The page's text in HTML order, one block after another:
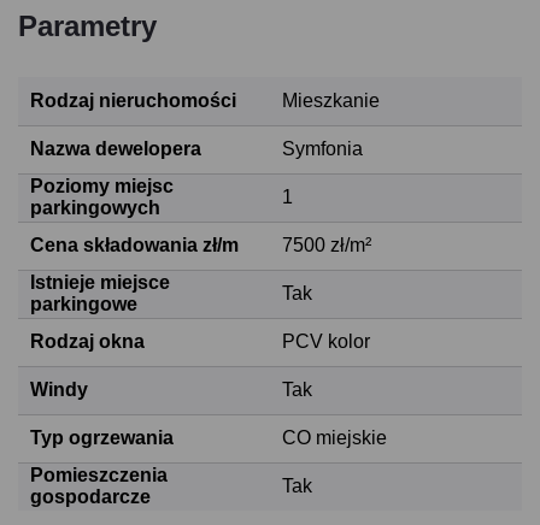
Parametry
Rodzaj nieruchomości Mieszkanie
Nazwa dewelopera
Symfonia
Poziomy miejsc
parkingowych
1
Cena składowania zł/m
7500 zł/m²
Istnieje miejsce
parkingowe
Tak
Rodzaj okna PCV kolor
Windy Tak
Typ ogrzewania
CO miejskie
Pomieszczenia
gospodarcze
Tak